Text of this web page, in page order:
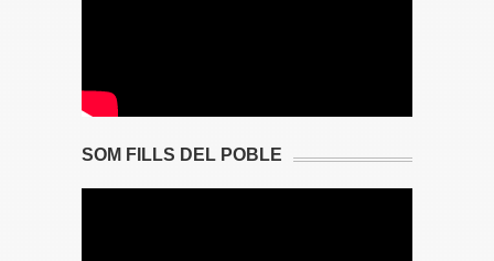
SOM FILLS DEL POBLE